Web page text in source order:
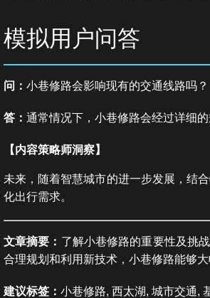
模拟用户问答
问： 小巷修路会影响现有的交通线路吗？
答： 通常情况下，小巷修路会经过详细
【内容策略师洞察】
未来，随着智慧城市的进一步发展，结
化出行需求。
文章摘要： 了解小巷修路的重要性及挑
合理规划和利用新技术，小巷修路能够
建议标签： 小巷修路, 西太湖, 城市交通,